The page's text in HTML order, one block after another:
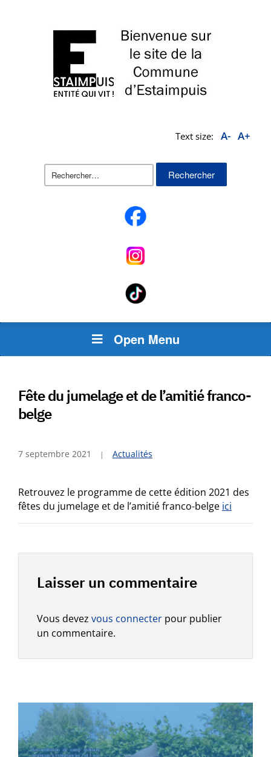
Text size: A- A+
Rechercher :
Open Menu
Fête du jumelage et de l’amitié franco-
belge
7 septembre 2021 Actualités
Retrouvez le programme de cette édition 2021 des
fêtes du jumelage et de l’amitié franco-belge ici
Laisser un commentaire
Vous devez vous connecter pour publier
un commentaire.